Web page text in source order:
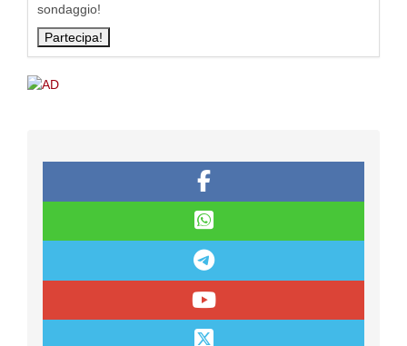
sondaggio!